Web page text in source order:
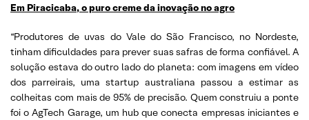
Em Piracicaba, o puro creme da inovação no agro
“Produtores de uvas do Vale do São Francisco, no Nordeste,
tinham dificuldades para prever suas safras de forma confiável. A
solução estava do outro lado do planeta: com imagens em vídeo
dos parreirais, uma startup australiana passou a estimar as
colheitas com mais de 95% de precisão. Quem construiu a ponte
foi o AgTech Garage, um hub que conecta empresas iniciantes e